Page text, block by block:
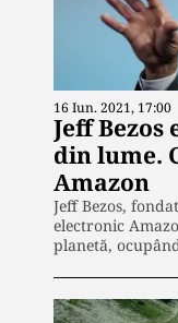
16 Iun. 2021, 17:00
Jeff Bezos
din lume.
Amazon
Jeff Bezos,
electronic
planetă,